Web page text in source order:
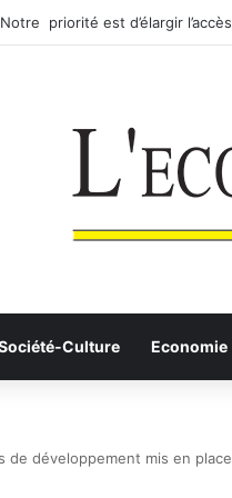
Culture Economie
de développement mis en place